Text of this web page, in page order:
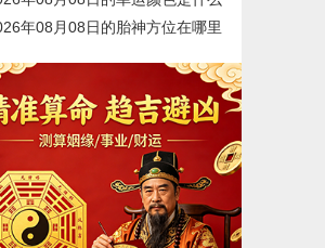
年08月08日的胎神方位在哪里